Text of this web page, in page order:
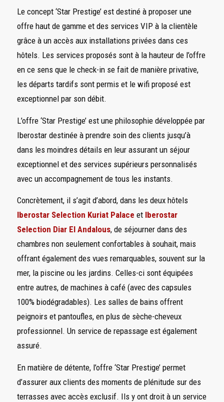
Le concept ‘Star Prestige’ est destiné à proposer une
offre haut de gamme et des services VIP à la clientèle
grâce à un accès aux installations privées dans ces
hôtels. Les services proposés sont à la hauteur de l’offre
en ce sens que le check-in se fait de manière privative,
les départs tardifs sont permis et le wifi proposé est
exceptionnel par son débit.
L’offre ‘Star Prestige’ est une philosophie développée par
Iberostar destinée à prendre soin des clients jusqu’à
dans les moindres détails en leur assurant un séjour
exceptionnel et des services supérieurs personnalisés
avec un accompagnement de tous les instants.
Concrètement, il s’agit d’abord, dans les deux hôtels
Iberostar Selection Kuriat Palace et Iberostar
Selection Diar El Andalous, de séjourner dans des
chambres non seulement confortables à souhait, mais
offrant également des vues remarquables, souvent sur la
mer, la piscine ou les jardins. Celles-ci sont équipées
entre autres, de machines à café (avec des capsules
100% biodégradables). Les salles de bains offrent
peignoirs et pantoufles, en plus de sèche-cheveux
professionnel. Un service de repassage est également
assuré.
En matière de détente, l’offre ‘Star Prestige’ permet
d’assurer aux clients des moments de plénitude sur des
terrasses avec accès exclusif. Ils y ont droit à un service